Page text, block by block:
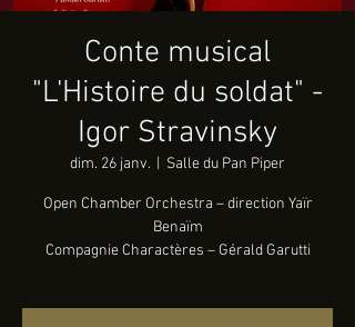
Conte musical
"L'Histoire du soldat" -
Igor Stravinsky
dim. 26 janv. Salle du Pan Piper
Open Chamber Orchestra – direction Yaïr
Benaïm
Compagnie Charactères – Gérald Garutti